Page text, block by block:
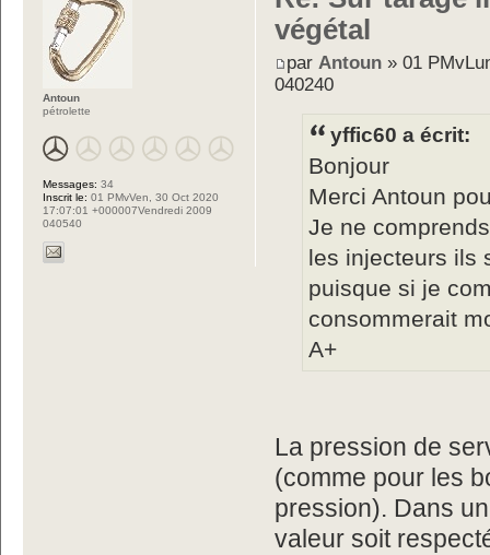
végétal
par Antoun » 01
040240
yffic60 a écrit:
Bonjour
Merci Antoun
Je ne
les injecteurs ils
puisque si je
consommerait
A+
La pression de
(comme pour les
pression). Dans
valeur soit
Antoun
pétrolette
Messages: 34
Inscrit le: 01 PMvVen, 30 Oct 2020
17:07:01 +000007Vendredi 2009
040540